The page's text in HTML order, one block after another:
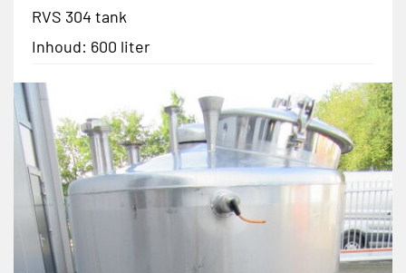
RVS 304 tank
Inhoud: 600 liter